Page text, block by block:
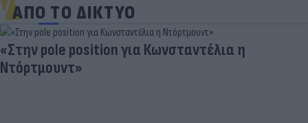
ΑΠΟ ΤΟ ΔΙΚΤΥΟ
«Στην pole position για Κωνσταντέλια η
Ντόρτμουντ»